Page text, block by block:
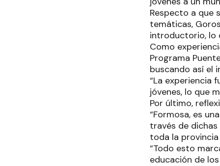
Respecto a que
temáticas,
introductorio, lo
Como
Programa
buscando así el
“La experiencia
jóvenes, lo que
Por último,
“Formosa, es
través de
toda la
“Todo esto
educación de